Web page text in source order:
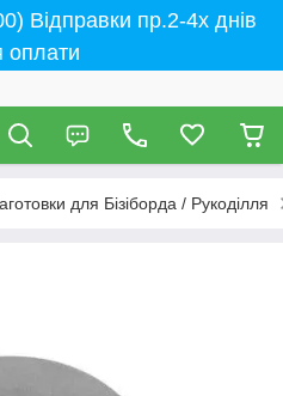
Відправки пр.2-4х днів
оплати
для Бізіборда / Рукоділля